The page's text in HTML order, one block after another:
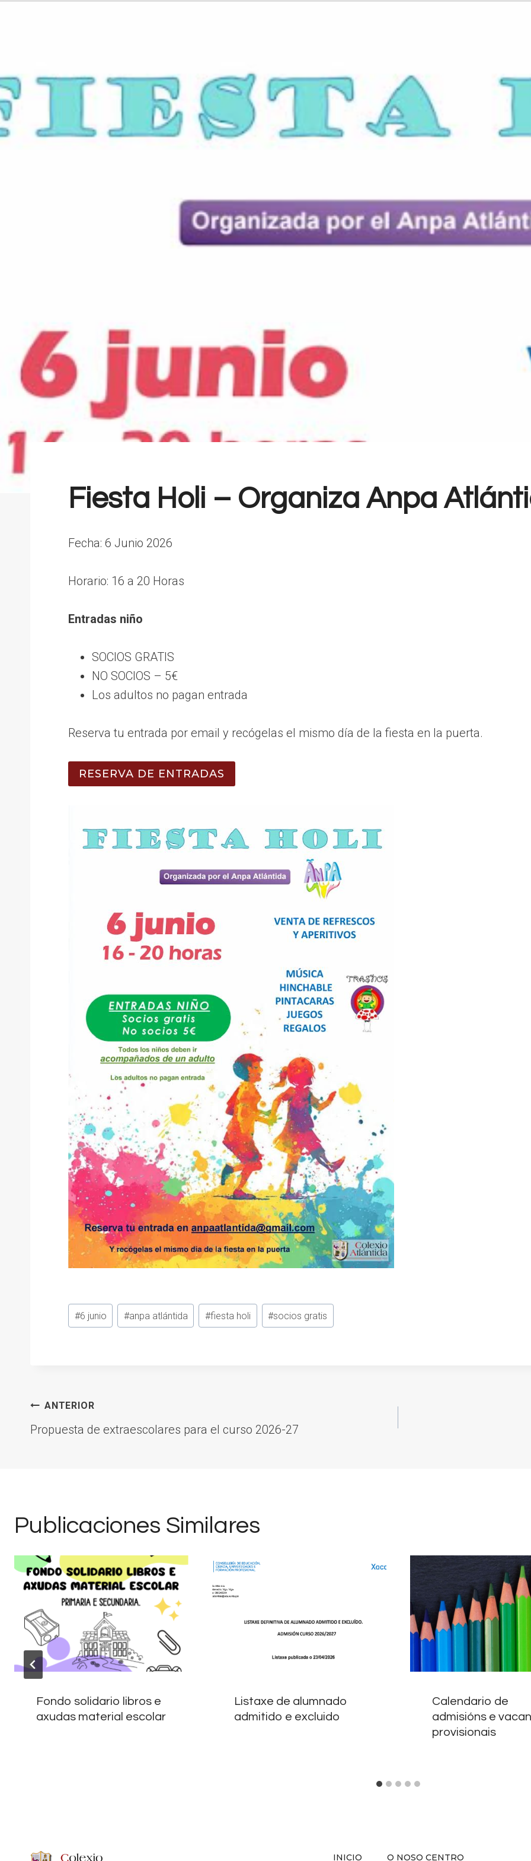
Fiesta Holi – Organiza Anpa
Fecha: 6 Junio 2026
Horario: 16 a 20 Horas
Entradas niño
SOCIOS GRATIS
NO SOCIOS – 5€
Los adultos no pagan entrada
Reserva tu entrada por email y recógelas el mismo día de la fiesta en la puerta.
RESERVA DE ENTRADAS
Etiquetas
de
#6 junio #anpa atlántida #fiesta holi #socios gratis
Navegación
ANTERIOR
Propuesta de extraescolares para el curso 2026-27
Publicaciones Similares
Fondo solidario libros e
axudas material escolar
Listaxe de alumnado
admitido e excluido
Calendario de
admisións e
provisionais
INICIO O NOSO CENTRO